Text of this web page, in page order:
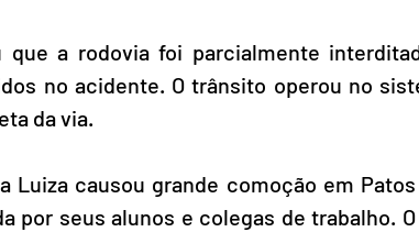
que a rodovia foi parcialmente
no acidente. O trânsito operou no
da via.
Luiza causou grande comoção em
por seus alunos e colegas de trabalho.